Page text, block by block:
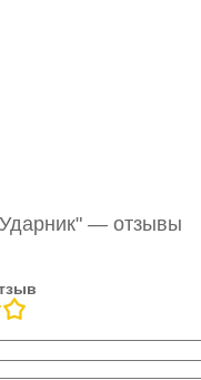
— отзывы